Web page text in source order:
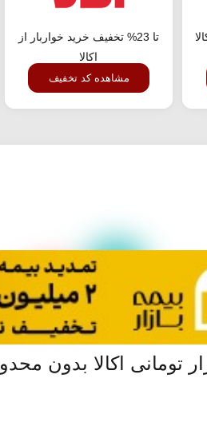
تا 23% تخفیف خرید خواربار از
اکالا
مشاهده کد تخفیف